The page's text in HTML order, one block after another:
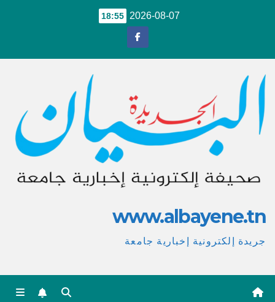
2026-08-07
18:55
www.albayene.tn
جريدة إلكترونية إخبارية جامعة